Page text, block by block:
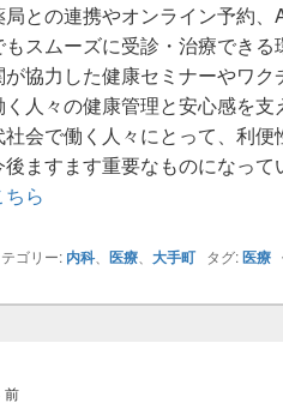
局との連携やオンライン予約
もスムーズに受診・治療でき
が協力した健康セミナーやワ
く人々の健康管理と安心感を
社会で働く人々にとって、利便
後ますます重要なものになって
ちら
ゴリー: 内科、 医療 大手町タグ:医療
前前